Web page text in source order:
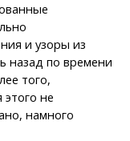
и узоры из
назад по времени
того,
не
намного